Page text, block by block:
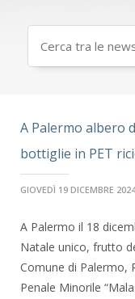
A Palermo albero
bottiglie in PET
GIOVEDÌ 19 DICEMBRE 2024
A Palermo il 18
Natale unico, frutto
Comune di Palermo,
Penale Minorile